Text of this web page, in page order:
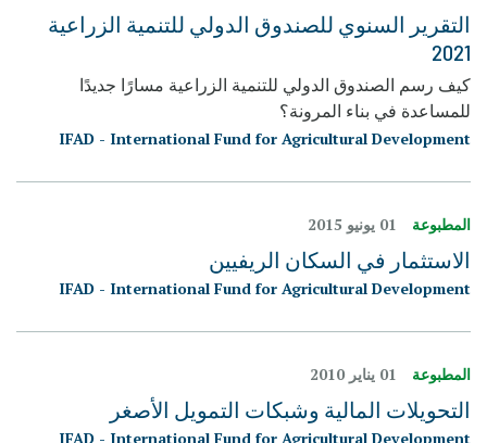
التقرير السنوي للصندوق الدولي للتنمية الزراعية
2021
كيف رسم الصندوق الدولي للتنمية الزراعية مسارًا جديدًا
للمساعدة في بناء المرونة؟
IFAD - International Fund for Agricultural Development
المطبوعة
الاستثمار في السكان الريفيين
IFAD - International Fund for Agricultural Development
المطبوعة
التحويلات المالية وشبكات التمويل الأصغر
IFAD - International Fund for Agricultural Development